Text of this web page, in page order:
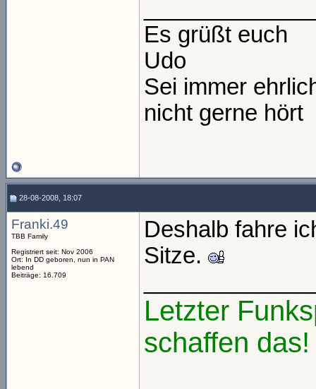
Es grüßt euch
Udo
Sei immer
nicht gerne hört
28-08-2008, 18:07
Franki.49
TBB Family
Registriert seit: Nov 2006
Ort: In DD geboren, nun in PAN
lebend
Beiträge: 16.709
Deshalb fahre
Sitze.
Letzter
schaffen das!